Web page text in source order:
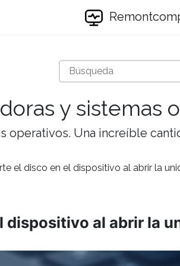
y sistemas
operativos. Una increíble
el disco en el dispositivo al abrir la
dispositivo al abrir la